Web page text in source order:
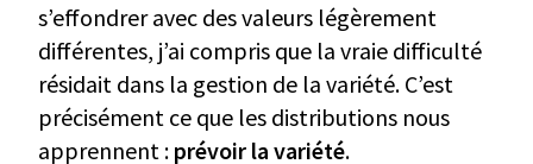
s’effondrer avec des valeurs légèrement
différentes, j’ai compris que la vraie difficulté
résidait dans la gestion de la variété. C’est
précisément ce que les distributions nous
apprennent : prévoir la variété.